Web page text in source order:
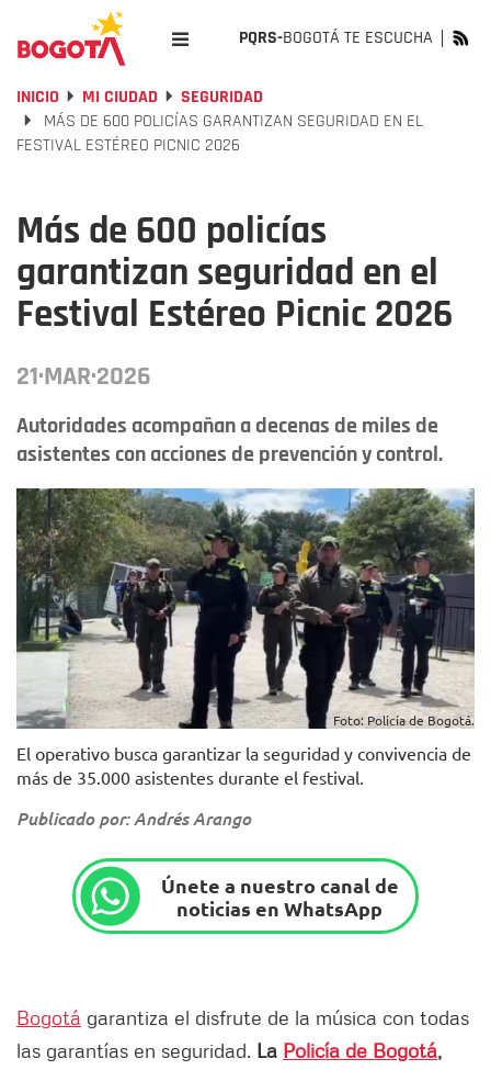
PQRS-BOGOTÁ TE ESCUCHA
INICIO MI CIUDAD
SEGURIDAD
MÁS DE 600 POLICÍAS GARANTIZAN SEGURIDAD EN EL
FESTIVAL ESTÉREO PICNIC 2026
Más de 600 policías
garantizan seguridad en el
Festival Estéreo Picnic 2026
21·MAR·2026
Autoridades acompañan a decenas de miles de
asistentes con acciones de prevención y control.
Foto: Policía de Bogotá.
El operativo busca garantizar la seguridad y convivencia de
más de 35.000 asistentes durante el festival.
Publicado por: Andrés Arango
Únete a nuestro canal de
noticias en WhatsApp
Bogotá garantiza el disfrute de la música con todas
las garantías en seguridad. La Policía de Bogotá,